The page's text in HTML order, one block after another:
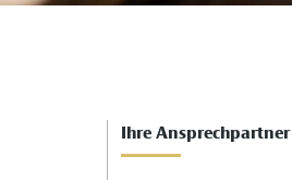
Ihre Ansprechpartner